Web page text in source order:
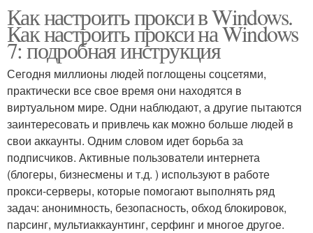
Как настроить прокси в Windows.
Как настроить прокси на Windows
7: подробная инструкция
Сегодня миллионы людей поглощены соцсетями,
практически все свое время они находятся в
виртуальном мире. Одни наблюдают, а другие пытаются
заинтересовать и привлечь как можно больше людей в
свои аккаунты. Одним словом идет борьба за
подписчиков. Активные пользователи интернета
(блогеры, бизнесмены и т.д. ) используют в работе
прокси-серверы, которые помогают выполнять ряд
задач: анонимность, безопасность, обход блокировок,
парсинг, мультиаккаунтинг, серфинг и многое другое.